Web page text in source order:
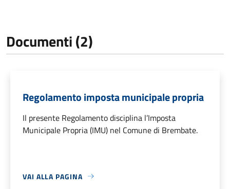
Documenti (2)
Regolamento imposta municipale propria
Il presente Regolamento disciplina l’Imposta
Municipale Propria (IMU) nel Comune di Brembate.
VAI ALLA PAGINA